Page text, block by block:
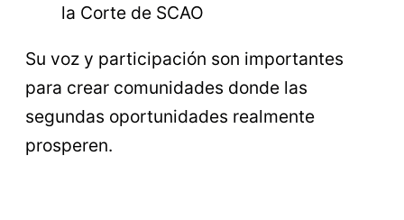
la Corte de SCAO
Su voz y participación son importantes
para crear comunidades donde las
segundas oportunidades realmente
prosperen.